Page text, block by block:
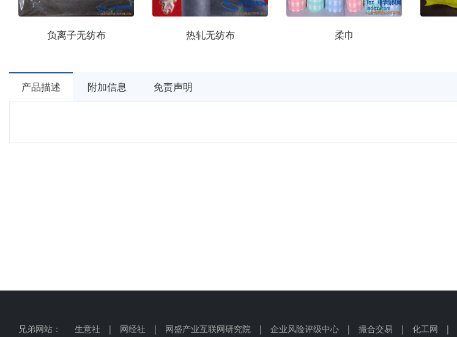
负离子无纺布 热轧无纺布 柔巾
产品描述 附加信息 免责声明
兄弟网站： 生意社 | 网经社 | 网盛产业互联网研究院 | 企业风险评级中心 | 撮合交易 | 化工网 |